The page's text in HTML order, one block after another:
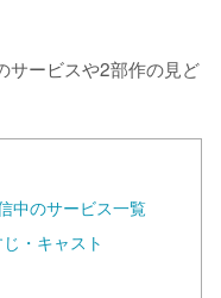
サービスや2部作の見ど
中のサービス一覧
・キャスト